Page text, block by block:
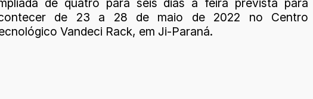
de 23 a 28 de maio de 2022 no Centro
Vandeci Rack, em Ji-Paraná.